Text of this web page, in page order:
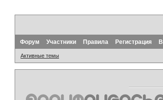
Форум Участники Правила Регистрация
Активные темы